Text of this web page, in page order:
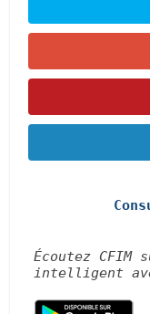
Écoutez CFIM
intelligent